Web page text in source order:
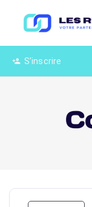
person_add S’inscrire